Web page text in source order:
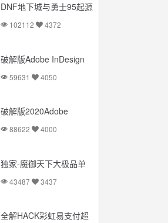
DNF地下城与勇士95起源
版本【云库端+VM一键
端】台服95起源网游可联
102112 4372
破解版Adobe InDesign
国语言
59631 4050
破解版2020Adobe
Photoshop
Mac+Windows 多国语言
88622 4000
独家-魔御天下大极品单
力_PK超爽【Gom引擎】
43487 3437
全解HACK彩虹易支付超